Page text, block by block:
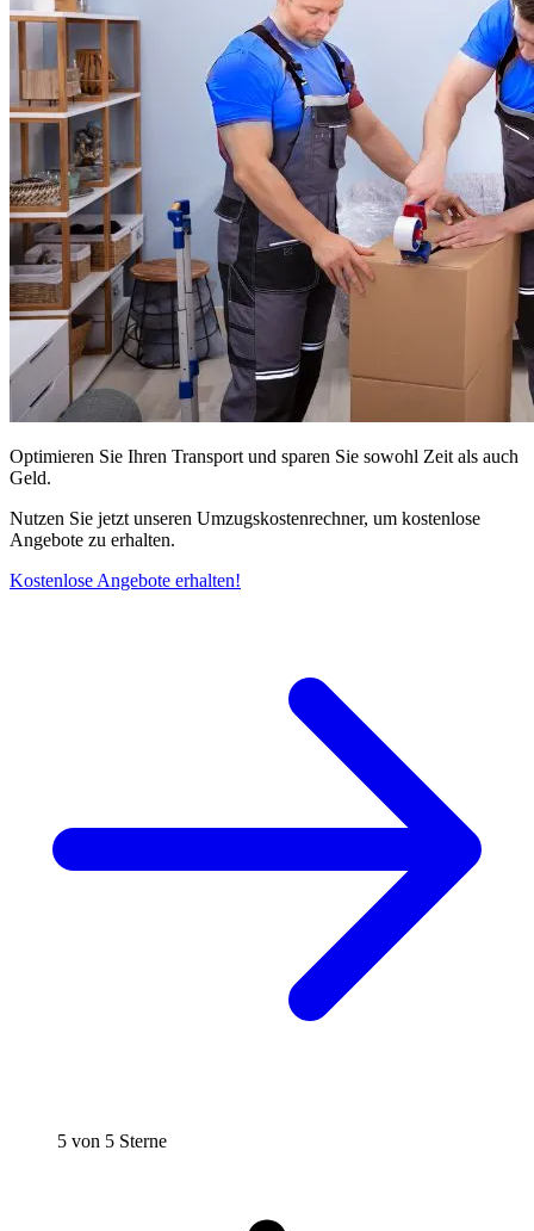
Optimieren Sie Ihren Transport und sparen Sie sowohl Zeit als auch
Geld.
Nutzen Sie jetzt unseren Umzugskostenrechner, um kostenlose
Angebote zu erhalten.
Kostenlose Angebote erhalten!
5 von 5 Sterne